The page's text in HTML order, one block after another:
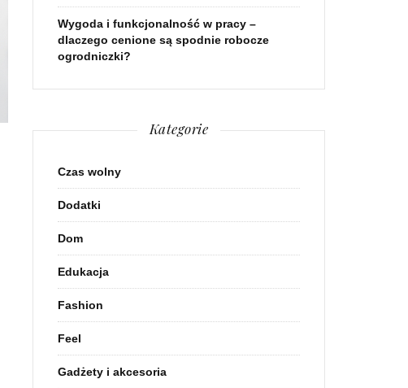
Wygoda i funkcjonalność w pracy –
dlaczego cenione są spodnie robocze
ogrodniczki?
Kategorie
Czas wolny
Dodatki
Dom
Edukacja
Fashion
Feel
Gadżety i akcesoria